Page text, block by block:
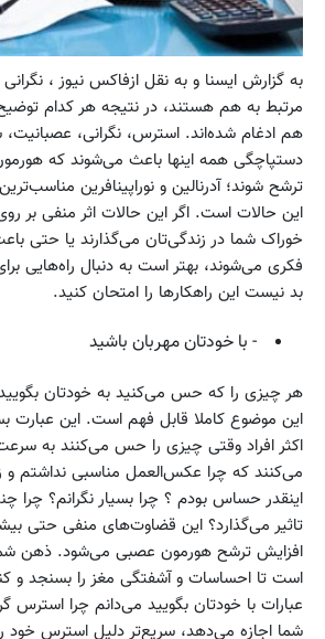
به گزارش ایسنا و به نقل ازفاکس نیوز ،
مرتبط به هم هستند، در نتیجه هر کدام
هم ادغام شده‌اند. استرس، نگرانی،
دستپاچگی همه اینها باعث می‌شوند که
ترشح شوند؛ آدرنالین و نوراپینافرین
این حالات است. اگر این حالات اثر منفی بر
خوراک شما در زندگی‌تان می‌گذارند یا حتی
فکری می‌شوند، بهتر است به دنبال راه‌هایی
بد نیست این راهکارها را امتحان کنید.
- با خودتان مهربان باشید
هر چیزی را که حس می‌کنید به خودتان
این موضوع کاملا قابل فهم است. این عبارت
اکثر افراد وقتی چیزی را حس می‌کنند به
می‌کنند که چرا عکس‌العمل مناسبی نداشتم و
اینقدر حساس بودم ؟ چرا بسیار نگرانم؟ چرا
تاثیر می‌گذارد؟ این قضاوت‌های منفی حتی
افزایش ترشح هورمون عصبی می‌شود. ذهن
است تا احساسات و آشفتگی مغز را بسنجد و
عبارات با خودتان بگویید می‌دانم چرا استرس
شما اجازه می‌دهد، سریع‌تر دلیل استرس خود را